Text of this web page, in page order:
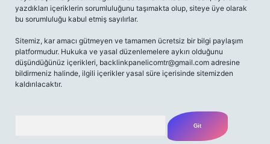
yazdıkları içeriklerin sorumluluğunu taşımakta olup, siteye üye olarak
bu sorumluluğu kabul etmiş sayılırlar.
Sitemiz, kar amacı gütmeyen ve tamamen ücretsiz bir bilgi paylaşım
platformudur. Hukuka ve yasal düzenlemelere aykırı olduğunu
düşündüğünüz içerikleri, backlinkpanelicomtr@gmail.com adresine
bildirmeniz halinde, ilgili içerikler yasal süre içerisinde sitemizden
kaldırılacaktır.